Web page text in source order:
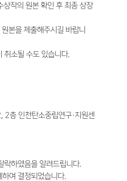
상작의 원본 확인 후 최종 상장
본을 제출해주시길 바랍니
취소될 수도 있습니다.
2층 인천탄소중립연구·지원센
하였음을 알려드립니다.
여 결정되었습니다.